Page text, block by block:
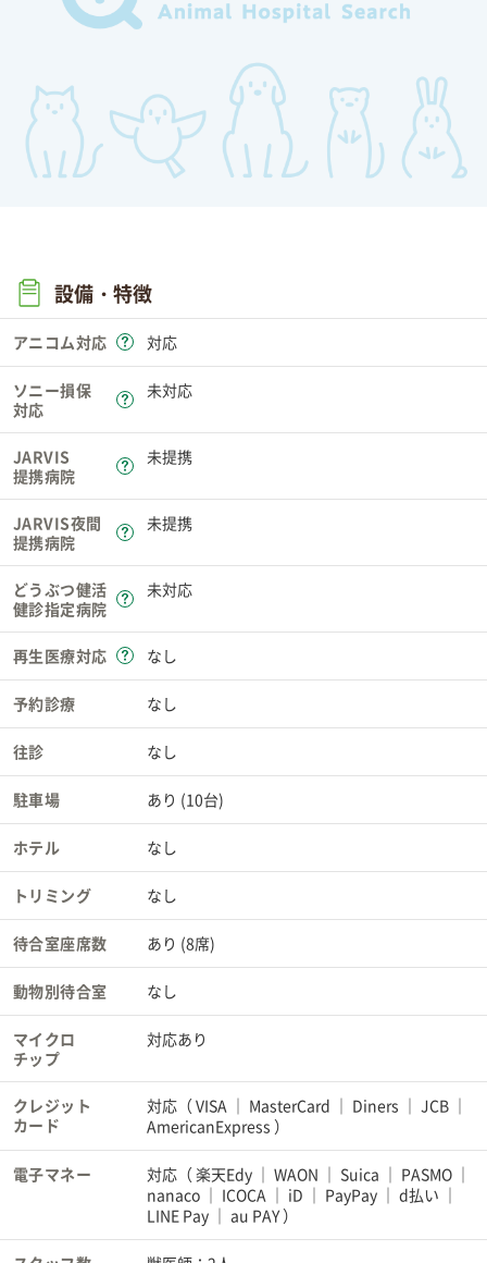
設備・特徴
アニコム対応 対応
ソニー損保
対応
未対応
JARVIS
提携病院
未提携
JARVIS夜間
提携病院
未提携
どうぶつ健活
健診指定病院
未対応
再生医療対応 なし
予約診療 なし
往診 なし
駐車場 あり (10台)
ホテル なし
トリミング なし
待合室座席数 あり (8席)
動物別待合室 なし
マイクロ
チップ
対応あり
クレジット
カード
対応（VISA MasterCard Diners
JCB
AmericanExpress ）
電子マネー 対応（楽天Edy WAON Suica
PASMO
nanaco
ICOCA iD PayPay
d払い
LINE Pay
au PAY）